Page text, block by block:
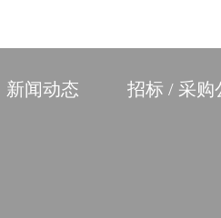
新闻动态 招标 / 采购